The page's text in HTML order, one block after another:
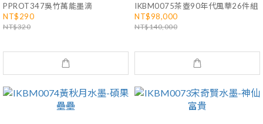
PPROT347吳竹萬能墨滴
NT$290
NT$320
IKBM0075茶壺90年代風華26件組
NT$98,000
NT$140,000